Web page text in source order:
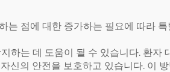
점에 대한 증가하는 필요에 따라
는 데 도움이 될 수 있습니다. 환자
신의 안전을 보호하고 있습니다. 이